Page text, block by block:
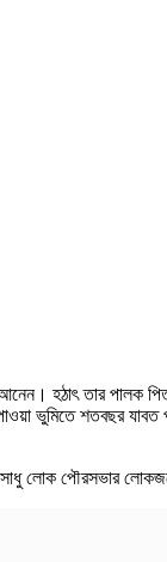
হঠাৎ তার পালক
ভুমিতে শতবছর যাবত
লোক পৌরসভার